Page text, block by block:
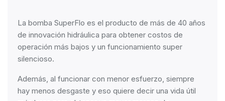
La bomba SuperFlo es el producto de más de 40 años
de innovación hidráulica para obtener costos de
operación más bajos y un funcionamiento super
silencioso.
Además, al funcionar con menor esfuerzo, siempre
hay menos desgaste y eso quiere decir una vida útil